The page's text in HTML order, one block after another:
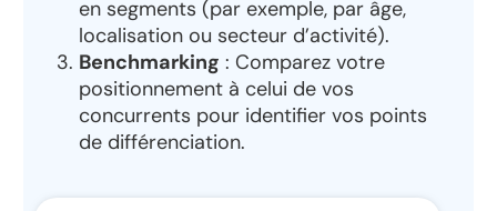
en segments (par exemple, par âge,
localisation ou secteur d’activité).
Benchmarking : Comparez votre
positionnement à celui de vos
concurrents pour identifier vos points
de différenciation.